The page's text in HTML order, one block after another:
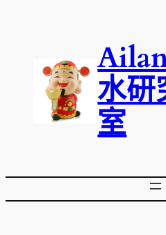
水研
室